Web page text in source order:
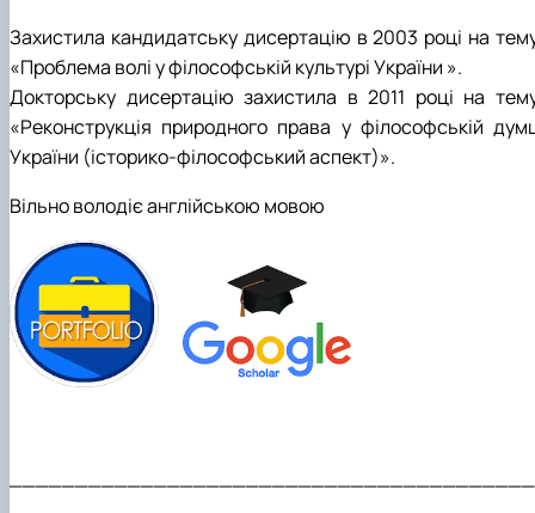
Захистила кандидатську дисертацію в 2003 році на
«Проблема волі у філософській культурі України ».
Докторську дисертацію захистила в 2011 році на
«Реконструкція природного права у філософській
України (історико-філософський аспект)».
Вільно володіє англійською мовою